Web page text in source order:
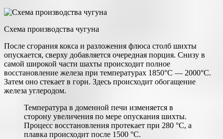
Схема производства чугуна
После сгорания кокса и разложения флюса столб шихты
опускается, сверху добавляется очередная порция. Снизу в
самой широкой части шахты происходит полное
восстановление железа при температурах 1850°С — 2000°С.
Затем оно стекает в горн. Здесь происходит обогащение
железа углеродом.
Температура в доменной печи изменяется в
сторону увеличения по мере опускания шихты.
Процесс восстановления протекает при 280 °С, а
плавка происходит после 1500 °С.